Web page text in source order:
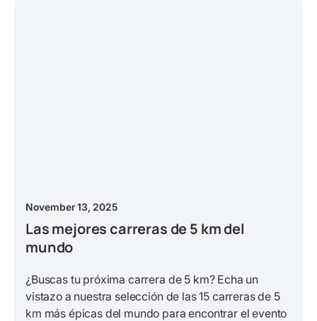
November 13, 2025
Las mejores carreras de 5 km del
mundo
¿Buscas tu próxima carrera de 5 km? Echa un
vistazo a nuestra selección de las 15 carreras de 5
km más épicas del mundo para encontrar el evento